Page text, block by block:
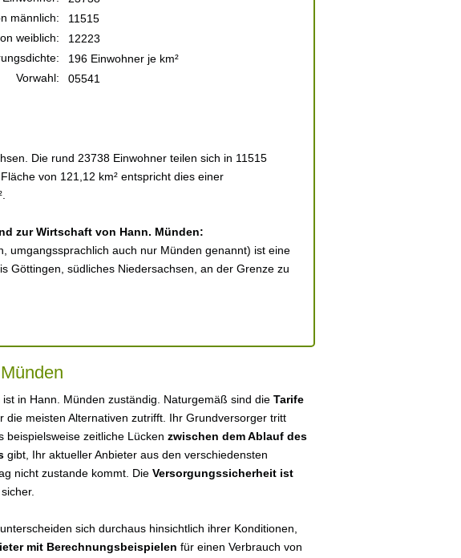
männlich:
11515
weiblich:
12223
196 Einwohner je km²
Vorwahl:
05541
Die rund 23738 Einwohner teilen sich in 11515
von 121,12 km² entspricht dies einer
zur Wirtschaft von Hann. Münden:
umgangssprachlich auch nur Münden genannt) ist eine
Göttingen, südliches Niedersachsen, an der Grenze zu
ist in Hann. Münden zuständig. Naturgemäß sind die Tarife
die meisten Alternativen zutrifft. Ihr Grundversorger tritt
beispielsweise zeitliche Lücken zwischen dem Ablauf des
gibt, Ihr aktueller Anbieter aus den verschiedensten
nicht zustande kommt. Die Versorgungssicherheit ist
unterscheiden sich durchaus hinsichtlich ihrer Konditionen,
mit Berechnungsbeispielen für einen Verbrauch von